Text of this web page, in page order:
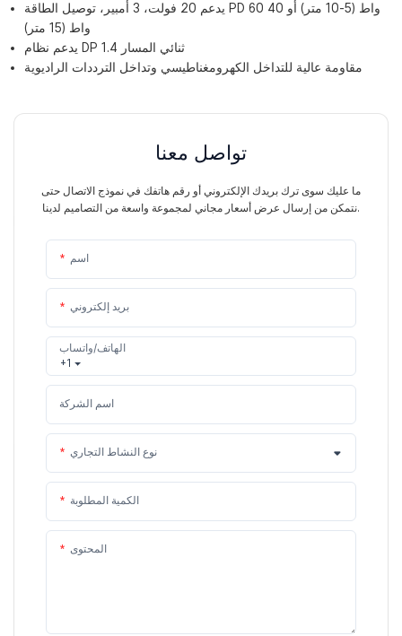
يدعم 20 فولت، 3 أمبير، توصيل الطاقة PD 60 واط (5-10 متر) أو 40
واط (15 متر)
يدعم نظام DP 1.4 ثنائي المسار
مقاومة عالية للتداخل الكهرومغناطيسي وتداخل الترددات الراديوية
تواصل معنا
ما عليك سوى ترك بريدك الإلكتروني أو رقم هاتفك في نموذج الاتصال حتى
نتمكن من إرسال عرض أسعار مجاني لمجموعة واسعة من التصاميم لدينا.
اسم
بريد إلكتروني
+1
الهاتف/واتساب
اسم الشركة
نوع النشاط التجاري
الكمية المطلوبة
المحتوى